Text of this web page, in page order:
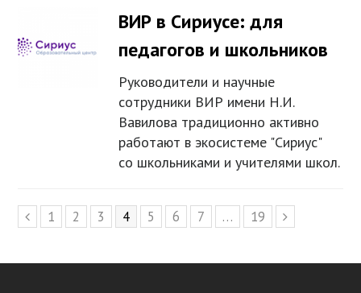
ВИР в Сириусе: для
педагогов и школьников
Руководители и научные
сотрудники ВИР имени Н.И.
Вавилова традиционно активно
работают в экосистеме "Сириус"
со школьниками и учителями школ.
Previous
Page
1 Page
2 Page
3 Page
4 Page
5 Page
6 Page
7 … Page
19